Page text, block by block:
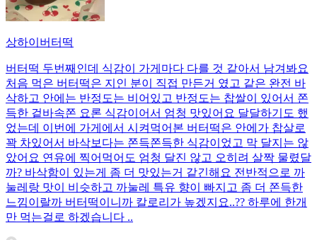
상하이버터떡
버터떡 두번째인데 식감이 가게마다 다를 것 같아서 남겨봐요
처음 먹은 버터떡은 지인 분이 직접 만든거 였고 같은 완전 바
삭하고 안에는 반정도는 비어있고 반정도는 찹쌀이 있어서 쫀
득한 겉바속쫀 요론 식감이어서 엄청 맛있어요 달달하기도 했
었는데 이번에 가게에서 시켜먹어본 버터떡은 안에가 찹살로
꽉 차있어서 바삭보다는 쫀득쫀득한 식감이었고 막 달지는 않
았어요 연유에 찍어먹어도 엄청 달진 않고 오히려 살짝 물렸달
까? 바삭함이 있는게 좀 더 맛있는거 같긴해요 전반적으로 까
눌레랑 맛이 비슷하고 까눌레 특유 향이 빠지고 좀 더 쫀득한
느낌이랄까 버터떡이니까 칼로리가 높겠지요..?? 하루에 한개
만 먹는걸로 하겠습니다 ..